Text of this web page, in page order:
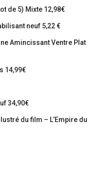
de 5) Mixte 12,98€
neuf 5,22 €
Amincissant Ventre Plat
14,99€
34,90€
du film – L’Empire du